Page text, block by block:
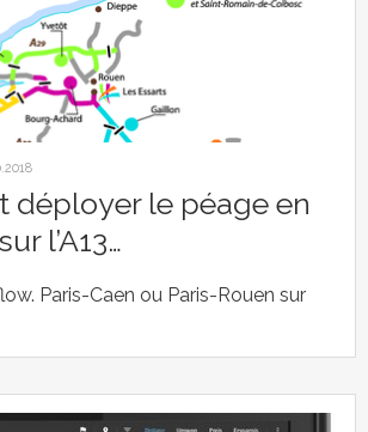
déployer le péage en
l’A13…
Paris-Caen ou Paris-Rouen sur